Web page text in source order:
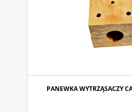
PANEWKA WYTRZĄSACZY